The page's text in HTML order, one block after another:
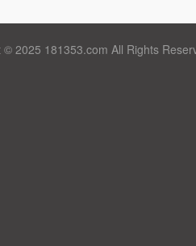
© 2025 181353.com All Rights